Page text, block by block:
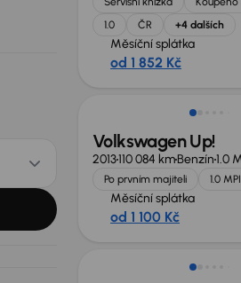
1.0
ČR +4 dalších
Měsíční splátka
od 1 852 Kč
Zlevněno o 10 000 Kč
Volkswagen Up!
2013110 084 kmBenzín1.0
Po prvním majiteli 1.0 MPI
Měsíční splátka
od 1 100 Kč
Možnost odpočtu DPH